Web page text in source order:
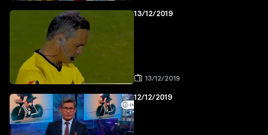
13/12/2019
13/12/2019
12/12/2019